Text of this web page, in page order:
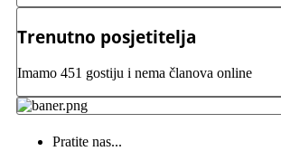
Trenutno posjetitelja
Imamo 451 gostiju i nema članova online
Pratite nas...